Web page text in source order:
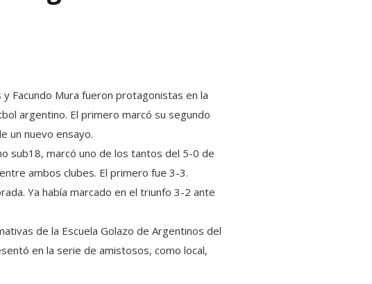
Facundo Mura fueron protagonistas en la
argentino. El primero marcó su segundo
un nuevo ensayo.
sub18, marcó uno de los tantos del 5-0 de
ambos clubes. El primero fue 3-3.
Ya había marcado en el triunfo 3-2 ante
de la Escuela Golazo de Argentinos del
en la serie de amistosos, como local,